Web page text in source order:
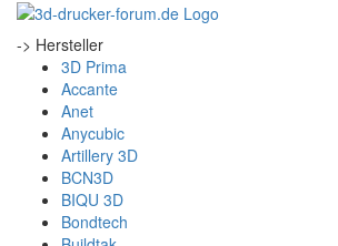
-> Hersteller
3D Prima
Accante
Anet
Anycubic
Artillery 3D
BCN3D
BIQU 3D
Bondtech